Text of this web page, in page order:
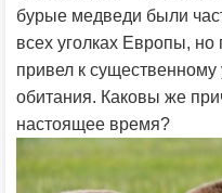
бурые медведи были
всех уголках Европы,
привел к
обитания. Каковы же
настоящее время?